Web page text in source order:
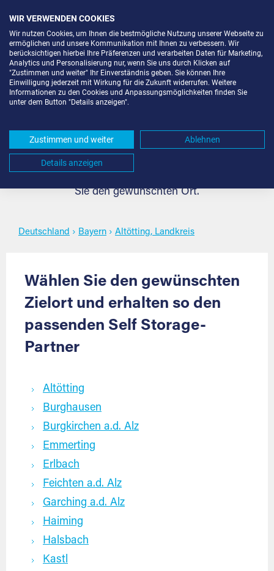
Self Storage in Altötting,
Landkreis
Self Storage für jeden Bedarf in Altötting, Landkreis.
Sie den gewünschten Ort.
Deutschland › Bayern › Altötting, Landkreis
Wählen Sie den gewünschten
Zielort und erhalten so den
passenden Self Storage-
Partner
Altötting
Burghausen
Burgkirchen a.d. Alz
Emmerting
Erlbach
Feichten a.d. Alz
Garching a.d. Alz
Haiming
Halsbach
Kastl
WIR VERWENDEN COOKIES
Wir nutzen Cookies, um Ihnen die bestmögliche Nutzung unserer Webseite zu
ermöglichen und unsere Kommunikation mit Ihnen zu verbessern. Wir
berücksichtigen hierbei Ihre Präferenzen und verarbeiten Daten für Marketing,
Analytics und Personalisierung nur, wenn Sie uns durch Klicken auf
"Zustimmen und weiter" Ihr Einverständnis geben. Sie können Ihre
Einwilligung jederzeit mit Wirkung für die Zukunft widerrufen. Weitere
Informationen zu den Cookies und Anpassungsmöglichkeiten finden Sie
unter dem Button "Details anzeigen".
Zustimmen und weiter Ablehnen
Details anzeigen